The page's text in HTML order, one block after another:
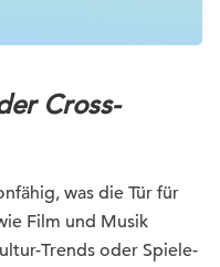
Cross-
was die Tür für
Film und Musik
Trends oder Spiele-